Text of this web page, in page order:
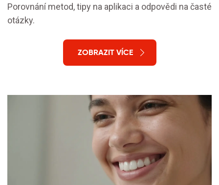
Porovnání metod, tipy na aplikaci a odpovědi na časté
otázky.
ZOBRAZIT VÍCE